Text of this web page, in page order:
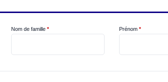
Nom de famille * Prénom*